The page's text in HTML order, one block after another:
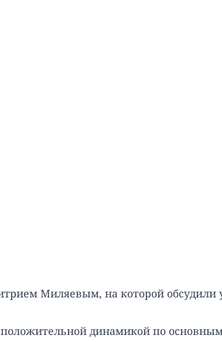
Миляевым, на которой обсудили
положительной динамикой по